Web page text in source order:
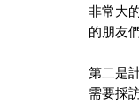
非常大
的朋友
第二是
需要採